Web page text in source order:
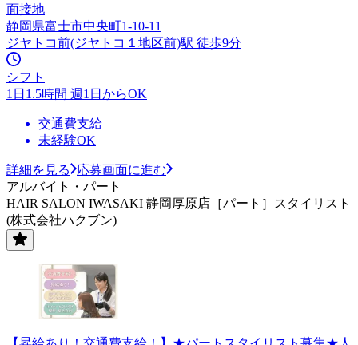
面接地
静岡県富士市中央町1-10-11
ジヤトコ前(ジヤトコ１地区前)駅 徒歩9分
シフト
1日1.5時間 週1日からOK
交通費支給
未経験OK
詳細を見る
応募画面に進む
アルバイト・パート
HAIR SALON IWASAKI 静岡厚原店［パート］スタイリスト
(株式会社ハクブン)